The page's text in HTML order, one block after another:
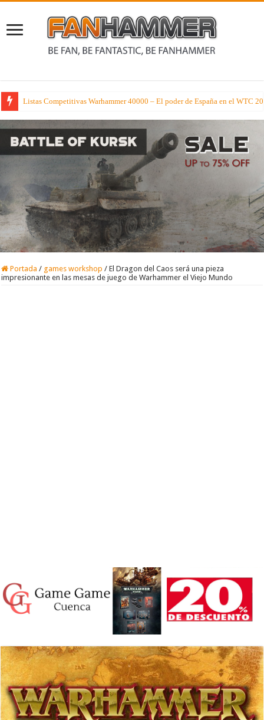
Cae en la tentación de los Dioses del Caos en Warhammer el Viejo Mundo
Portada / games workshop / El Dragon del Caos será una pieza
impresionante en las mesas de juego de Warhammer el Viejo Mundo